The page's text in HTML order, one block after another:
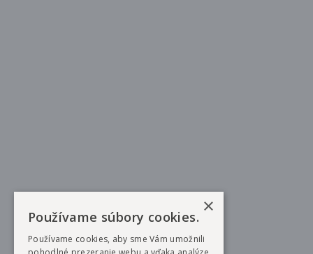
×
Používame súbory cookies.
Používame cookies, aby sme Vám umožnili